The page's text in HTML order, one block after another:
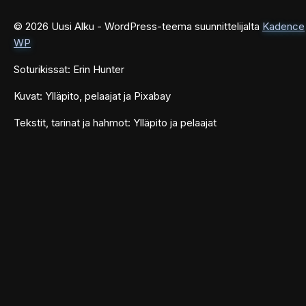
© 2026 Uusi Alku - WordPress-teema suunnittelijalta Kadence
WP
Soturikissat: Erin Hunter
Kuvat: Ylläpito, pelaajat ja Pixabay
Tekstit, tarinat ja hahmot: Ylläpito ja pelaajat